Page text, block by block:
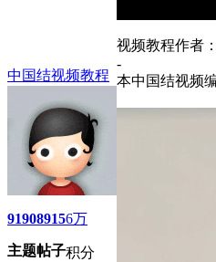
中国结视频教程
9190
主题
8915
帖子
6万
积分
视频教程作者
-
本中国结视频